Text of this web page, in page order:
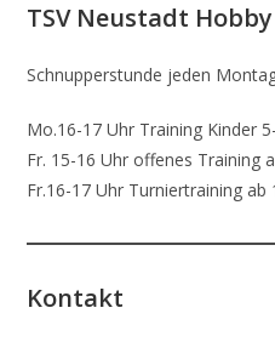
TSV Neustadt
Schnupperstunde jeden
Mo.16-17 Uhr Training Kinder
Fr. 15-16 Uhr offenes Training
Fr.16-17 Uhr Turniertraining ab
Kontakt